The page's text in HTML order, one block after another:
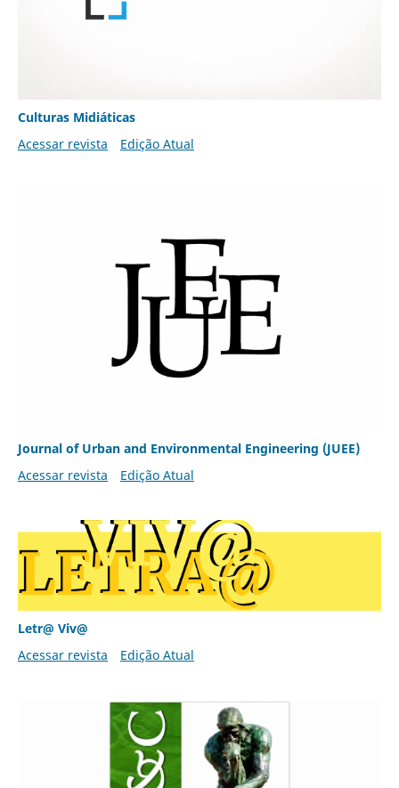
Culturas Midiáticas
Acessar revista
Edição Atual
Journal of Urban and Environmental Engineering (JUEE)
Acessar revista
Edição Atual
Letr@ Viv@
Acessar revista
Edição Atual